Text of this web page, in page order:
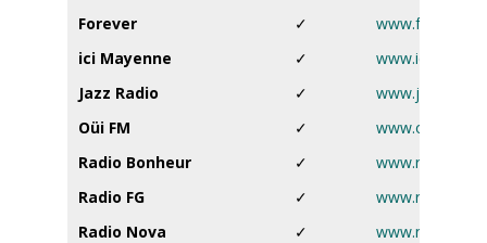
Forever
✓
ici Mayenne
✓
www.ici.fr
Jazz Radio
✓
Oüi FM
✓
www.ouifm.fr
Radio Bonheur
✓
Radio FG
✓
Radio Nova
✓
www.nova.fr